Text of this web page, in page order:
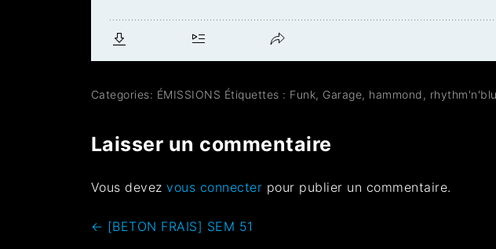
Categories: ÉMISSIONS Étiquettes : Funk, Garage, hammond ,
Laisser un commentaire
Vous devezvous connecter pour publier un commentaire.
← [BETON FRAIS] SEM 51